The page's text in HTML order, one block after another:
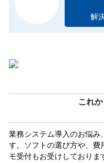
解
これ
業務システム導入のお悩み
す。ソフトの選び方や、
モ受付もお受けしておりま